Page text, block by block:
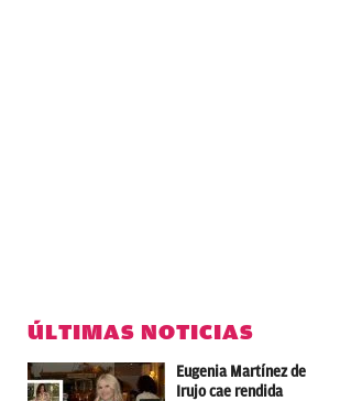
ÚLTIMAS NOTICIAS
Eugenia Martínez de
Irujo cae rendida